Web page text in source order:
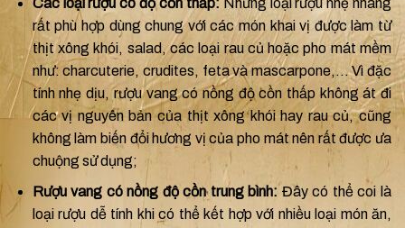
rất phù hợp dùng chung với các món khai vị được làm từ
thịt xông khói, salad, các loại rau củ hoặc pho mát mềm
như: charcuterie, crudites, feta và mascarpone,… Vì đặc
tính nhẹ dịu, rượu vang có nồng độ cồn thấp không át đi
các vị nguyên bản của thịt xông khói hay rau củ, cũng
không làm biến đổi hương vị của pho mát nên rất được ưa
chuộng sử dụng;
Rượu vang có nồng độ cồn trung bình: Đây có thể coi là
loại rượu dễ tính khi có thể kết hợp với nhiều loại món ăn,